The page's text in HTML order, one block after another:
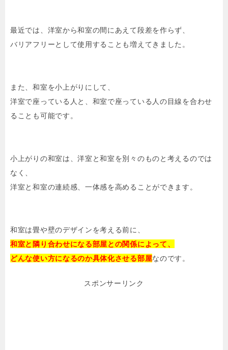
最近では、洋室から和室の間にあえて段差を作らず、
バリアフリーとして使用することも増えてきました。
また、和室を小上がりにして、
洋室で座っている人と、和室で座っている人の目線を合わせ
ることも可能です。
小上がりの和室は、洋室と和室を別々のものと考えるのでは
なく、
洋室と和室の連続感、一体感を高めることができます。
和室は畳や壁のデザインを考える前に、
和室と隣り合わせになる部屋との関係によって、
どんな使い方になるのか具体化させる部屋なのです。
スポンサーリンク